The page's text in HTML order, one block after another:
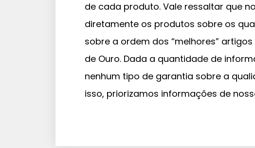
de cada produto. Vale ressaltar que
diretamente os produtos sobre os
sobre a ordem dos “melhores”
de Ouro. Dada a quantidade de
nenhum tipo de garantia sobre a
isso, priorizamos informações de